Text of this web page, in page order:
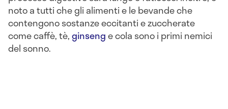
noto a tutti che gli alimenti e le bevande che
contengono sostanze eccitanti e zuccherate
come caffè, tè,ginsenge cola sono i primi nemici
del sonno.